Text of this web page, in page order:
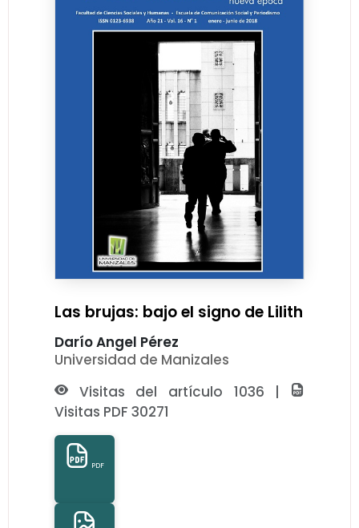
Las brujas: bajo el signo de Lilith
Darío Angel Pérez
Universidad de Manizales
Visitas del artículo 1036 |
Visitas PDF 30271
PDF